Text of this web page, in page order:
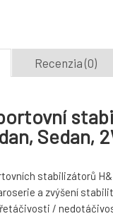
Recenzia (0)
Sedan,
stabilizátorů
a zvýšení
/